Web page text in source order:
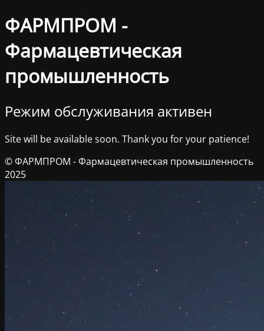
ФАРМПРОМ -
Фармацевтическая
промышленность
Режим обслуживания активен
Site will be available soon. Thank you for your patience!
© ФАРМПРОМ - Фармацевтическая промышленность
2025